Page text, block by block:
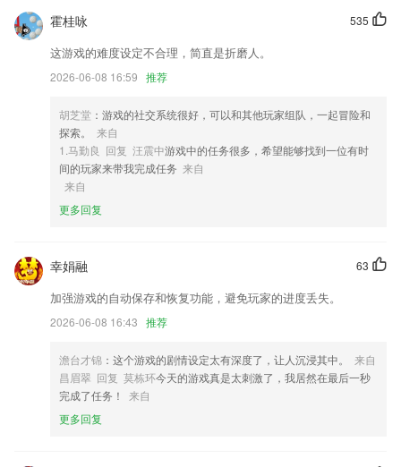
1,各项组件个性化设置，自定义组件
2,全面监控手机温度，解决手机发热问题，手机加速：智能查杀隐藏应
随身携带成为可能；
4,【垃圾清理】高速扫描全局，手机清理更省心
5,非常受大家欢迎的日语学习类软件，利用这款软件可以让用户更好的享
受在线学习日语的便利。
6,错题库:自动统计练习错题,针对性巩固练习模拟考试,难题易错题一网打
部落先锋安卓版下载软件优势
1.三叶草故事家族不定时的公益活动，在知识中成长。
2.智能生成课堂成绩报告，掌握知识一目了然
4.·随时重新练习错题，打开错题集的话则可以对自己每个月份出现的错
题进行重新练习
5.问题解决、信息查询、员工沟通、在线咨询。
535
霍桂咏
这游戏的难度设定不合理，简直是折磨人。
2026-06-08 16:59 推荐
胡芝堂 ：游戏的社交系统很好，可以和其他玩家组队，一起冒险和
探索。
来自
1.马勤良 回复 汪震中游戏中的任务很多，希望能够找到一位有时
间的玩家来带我完成任务 来自
来自
更多回复
63
幸娟融
加强游戏的自动保存和恢复功能，避免玩家的进度丢失。
2026-06-08 16:43 推荐
澹台才锦 ：这个游戏的剧情设定太有深度了，让人沉浸其中。
来自
昌眉翠 回复 莫栋环今天的游戏真是太刺激了，我居然在最后一秒
完成了任务！
来自
更多回复